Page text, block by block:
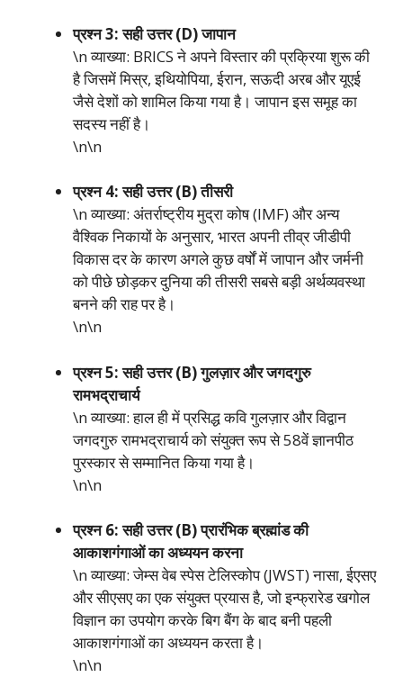
प्रश्न 3: सही उत्तर (D) जापान
\n व्याख्या: BRICS ने अपने विस्तार की प्रक्रिया शुरू की
है जिसमें मिस्र, इथियोपिया, ईरान, सऊदी अरब और यूएई
जैसे देशों को शामिल किया गया है। जापान इस समूह का
सदस्य नहीं है।
\n\n
प्रश्न 4: सही उत्तर (B) तीसरी
\n व्याख्या: अंतर्राष्ट्रीय मुद्रा कोष (IMF) और अन्य
वैश्विक निकायों के अनुसार, भारत अपनी तीव्र जीडीपी
विकास दर के कारण अगले कुछ वर्षों में जापान और जर्मनी
को पीछे छोड़कर दुनिया की तीसरी सबसे बड़ी अर्थव्यवस्था
बनने की राह पर है।
\n\n
प्रश्न 5: सही उत्तर (B) गुलज़ार और जगदगुरु
रामभद्राचार्य
\n व्याख्या: हाल ही में प्रसिद्ध कवि गुलज़ार और विद्वान
जगदगुरु रामभद्राचार्य को संयुक्त रूप से 58वें ज्ञानपीठ
पुरस्कार से सम्मानित किया गया है।
\n\n
प्रश्न 6: सही उत्तर (B) प्रारंभिक ब्रह्मांड की
आकाशगंगाओं का अध्ययन करना
\n व्याख्या: जेम्स वेब स्पेस टेलिस्कोप (JWST) नासा, ईएसए
और सीएसए का एक संयुक्त प्रयास है, जो इन्फ्रारेड खगोल
विज्ञान का उपयोग करके बिग बैंग के बाद बनी पहली
आकाशगंगाओं का अध्ययन करता है।
\n\n